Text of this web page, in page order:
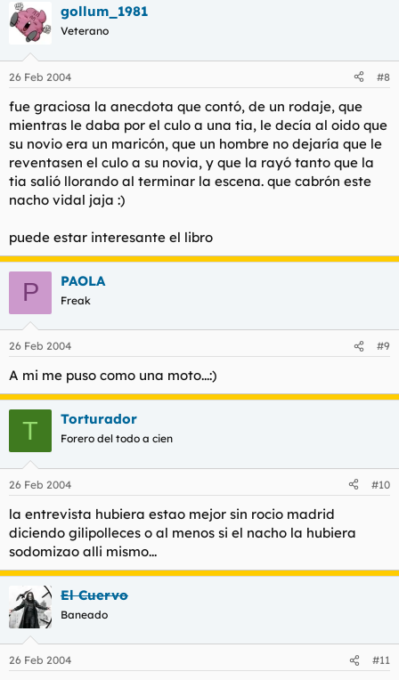
gollum_1981
Veterano
26 Feb 2004 #8
fue graciosa la anecdota que contó, de un rodaje, que
mientras le daba por el culo a una tia, le decía al oido que
su novio era un maricón, que un hombre no dejaría que le
reventasen el culo a su novia, y que la rayó tanto que la
tia salió llorando al terminar la escena. que cabrón este
nacho vidal jaja :)
puede estar interesante el libro
P PAOLA
Freak
26 Feb 2004 #9
A mi me puso como una moto...:)
T Torturador
Forero del todo a cien
26 Feb 2004 #10
la entrevista hubiera estao mejor sin rocio madrid
diciendo gilipolleces o al menos si el nacho la hubiera
sodomizao alli mismo...
El Cuervo
Baneado
26 Feb 2004 #11